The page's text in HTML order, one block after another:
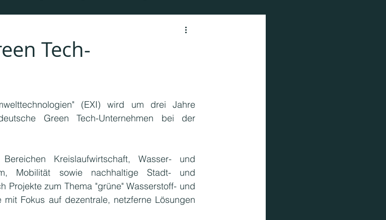
Tech-
(EXI) wird um drei Jahre
Green Tech-Unternehmen bei der
Kreislaufwirtschaft, Wasser- und
Mobilität sowie nachhaltige Stadt- und
Projekte zum Thema "grüne" Wasserstoff- und
Fokus auf dezentrale, netzferne Lösungen